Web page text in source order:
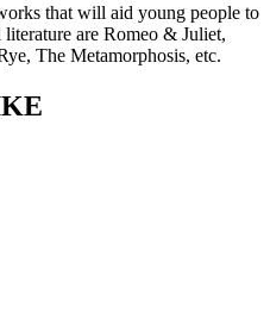
that will aid young people to
are Romeo & Juliet,
The Metamorphosis, etc.